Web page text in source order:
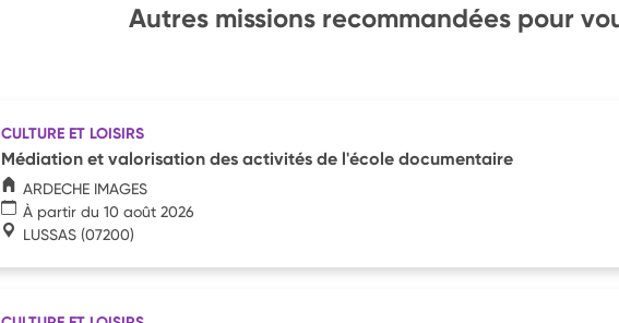
Autres missions recommandées pour
CULTURE ET LOISIRS
Médiation et valorisation des activités de l'école documentaire
ARDECHE IMAGES
À partir du 10 août 2026
LUSSAS (07200)